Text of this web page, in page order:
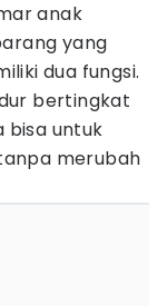
anak
yang
dua fungsi.
bertingkat
bisa untuk
merubah